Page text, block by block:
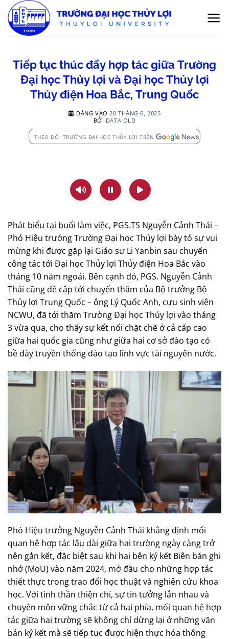
qua
nội
Tiếp tục thúc đẩy hợp tác giữa Trường
Đại học Thủy lợi và Đại học Thủy lợi
Thủy điện Hoa Bắc, Trung Quốc
ĐĂNG VÀO 20 THÁNG 6, 2025
BỞI DATA OLD
THEO DÕI TRƯỜNG ĐẠI HỌC THỦY LỢI TRÊN
Phát biểu tại buổi làm việc, PGS.TS Nguyễn Cảnh Thái –
Phó Hiệu trưởng Trường Đại học Thủy lợi bày tỏ sự vui
mừng khi được gặp lại Giáo sư Li Yanbin sau chuyến
công tác tới Đại học Thủy lợi Thủy điện Hoa Bắc vào
tháng 10 năm ngoái. Bên cạnh đó, PGS. Nguyễn Cảnh
Thái cũng đề cập tới chuyến thăm của Bộ trưởng Bộ
Thủy lợi Trung Quốc – ông Lý Quốc Anh, cựu sinh viên
NCWU, đã tới thăm Trường Đại học Thủy lợi vào tháng
3 vừa qua, cho thấy sự kết nối chặt chẽ ở cả cấp cao
giữa hai quốc gia cũng như giữa hai cơ sở đào tạo có
bề dày truyền thống đào tạo lĩnh vực tài nguyên nước.
Phó Hiệu trưởng Nguyễn Cảnh Thái khẳng định mối
quan hệ hợp tác lâu dài giữa hai trường ngày càng trở
nên gắn kết, đặc biệt sau khi hai bên ký kết Biên bản ghi
nhớ (MoU) vào năm 2024, mở đầu cho những hợp tác
thiết thực trong trao đổi học thuật và nghiên cứu khoa
học. Với tinh thần thiện chí, sự tin tưởng lẫn nhau và
chuyên môn vững chắc từ cả hai phía, mối quan hệ hợp
tác giữa hai trường sẽ không chỉ dừng lại ở những văn
bản ký kết mà sẽ tiếp tục được hiện thực hóa thông